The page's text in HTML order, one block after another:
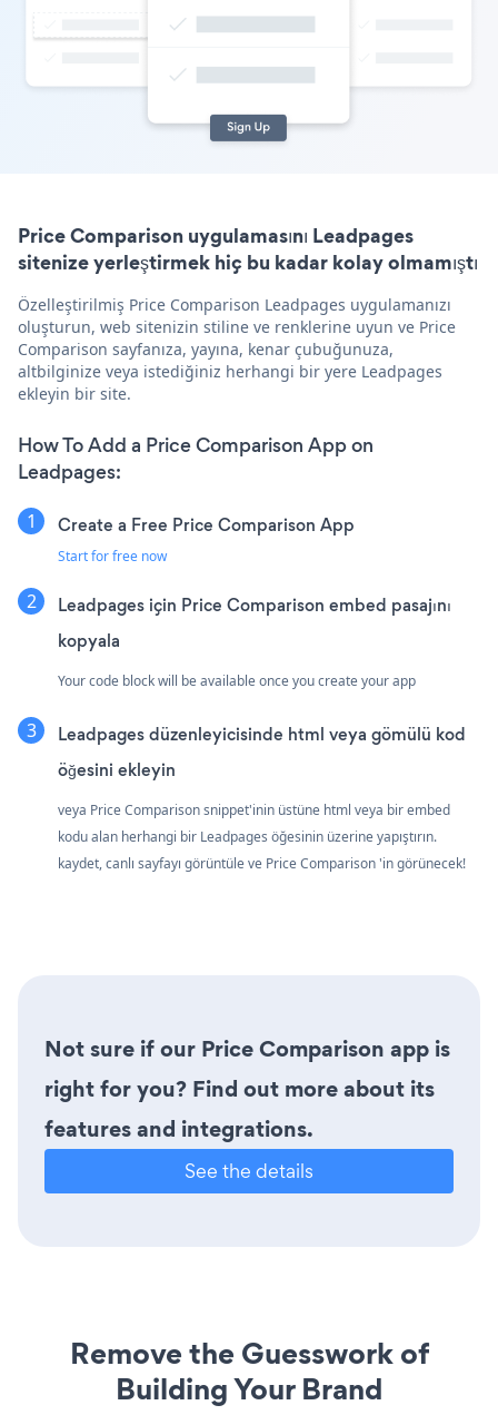
Price Comparison uygulamasını Leadpages
sitenize yerleştirmek hiç bu kadar kolay olmamıştı
Özelleştirilmiş Price Comparison Leadpages uygulamanızı
oluşturun, web sitenizin stiline ve renklerine uyun ve Price
Comparison sayfanıza, yayına, kenar çubuğunuza,
altbilginize veya istediğiniz herhangi bir yere Leadpages
ekleyin bir site.
How To Add a Price Comparison App on
Leadpages:
Create a Free Price Comparison App
Start for free now
Leadpages için Price Comparison embed pasajını
kopyala
Your code block will be available once you create your app
Leadpages düzenleyicisinde html veya gömülü kod
öğesini ekleyin
veya Price Comparison snippet'inin üstüne html veya bir embed
kodu alan herhangi bir Leadpages öğesinin üzerine yapıştırın.
kaydet, canlı sayfayı görüntüle ve Price Comparison 'in görünecek!
Not sure if our Price Comparison app is
right for you? Find out more about its
features and integrations.
See the details
Remove the Guesswork of
Building Your Brand